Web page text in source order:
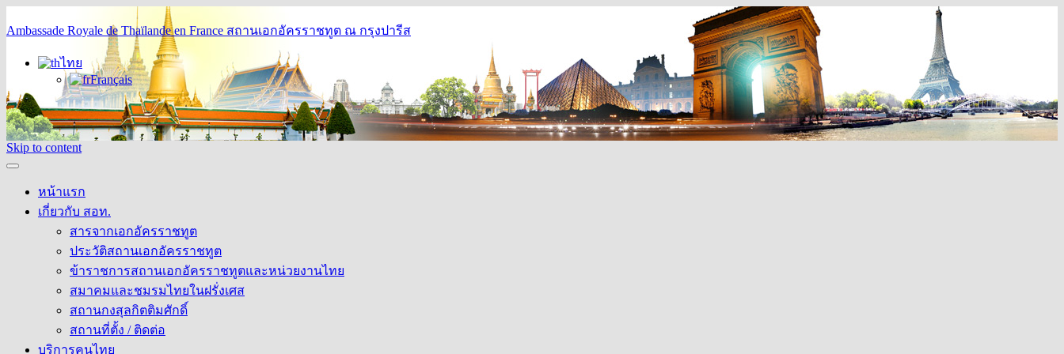
Ambassade Royale de Thaïlande en France สถานเอกอัครราชทูต ณ กรุงปารีส
ไทย
Français
Skip to content
หน้าแรก
เกี่ยวกับ สอท.
สารจากเอกอัครราชทูต
ประวัติสถานเอกอัครราชทูต
ข้าราชการสถานเอกอัครราชทูตและหน่วยงานไทย
สมาคมและชมรมไทยในฝรั่งเศส
สถานกงสุลกิตติมศักดิ์
สถานที่ตั้ง / ติดต่อ
บริการคนไทย